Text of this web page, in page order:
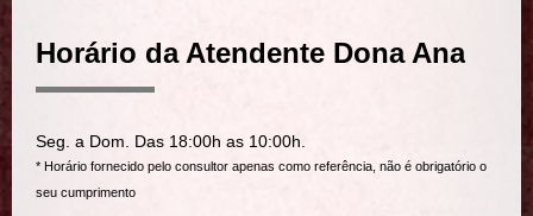
Horário da Atendente Dona Ana
Seg. a Dom. Das 18:00h as 10:00h.
* Horário fornecido pelo consultor apenas como referência, não é obrigatório o
seu cumprimento